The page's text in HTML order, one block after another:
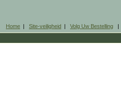
Home | Site-veiligheid | Volg Uw Bestelling |